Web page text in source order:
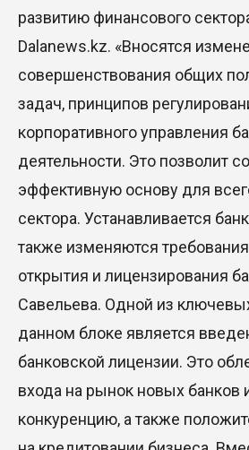
развитию финансового
Dalanews.kz. «Вносятся
совершенствования общих
задач, принципов
корпоративного управления
деятельности. Это позволит
эффективную основу для
сектора. Устанавливается
также изменяются
открытия и лицензирования
Савельева. Одной из
данном блоке является
банковской лицензии. Это
входа на рынок новых банков
конкуренцию, а также